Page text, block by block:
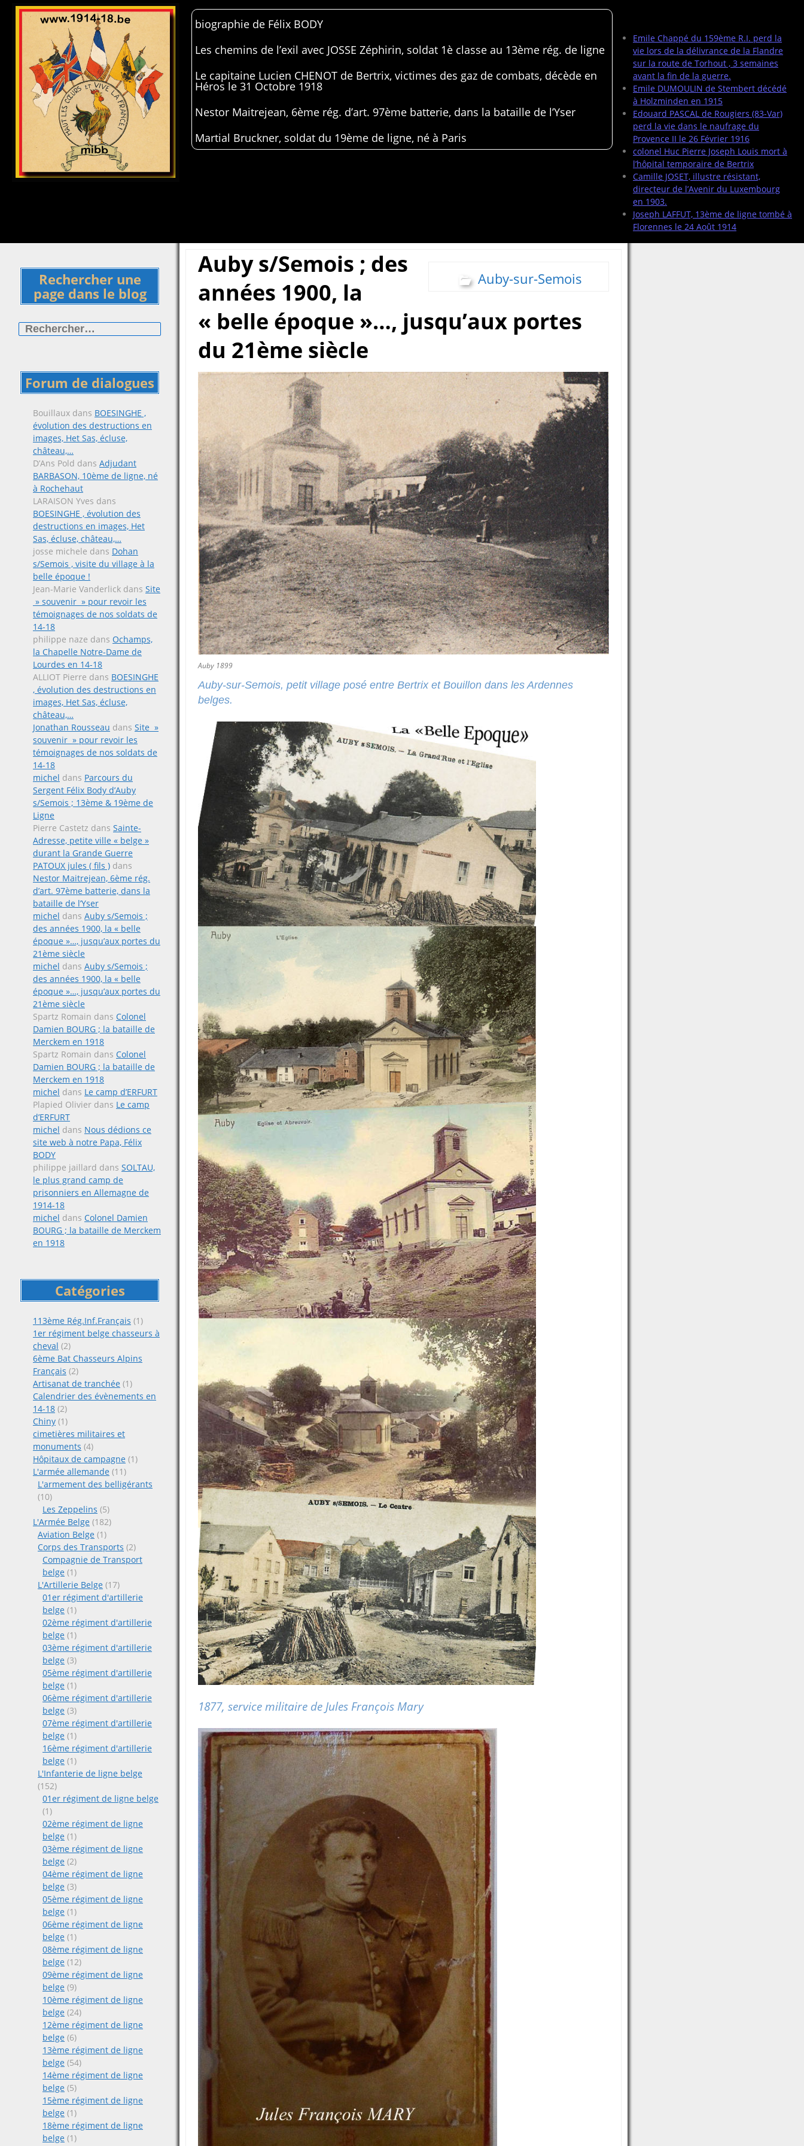
Emile Chappé du 159ème R.I. perd la
vie lors de la délivrance de la Flandre
sur la route de Torhout , 3 semaines
avant la fin de la guerre.
Emile DUMOULIN de Stembert décédé
à Holzminden en 1915
Edouard PASCAL de Rougiers (83-Var)
perd la vie dans le naufrage du
Provence II le 26 Février 1916
colonel Huc Pierre Joseph Louis mort à
l’hôpital temporaire de Bertrix
Camille JOSET, illustre résistant,
directeur de l’Avenir du Luxembourg
en 1903.
Joseph LAFFUT, 13ème de ligne tombé à
Florennes le 24 Août 1914
biographie de Félix BODY
Les chemins de l’exil avec JOSSE Zéphirin, soldat 1è classe au 13ème rég. de ligne
Le capitaine Lucien CHENOT de Bertrix, victimes des gaz de combats, décède en
Héros le 31 Octobre 1918
Nestor Maitrejean, 6ème rég. d’art. 97ème batterie, dans la bataille de l’Yser
Martial Bruckner, soldat du 19ème de ligne, né à Paris
Rechercher une
page dans le blog
Forum de dialogues
Bouillaux dans BOESINGHE ,
évolution des destructions en
images, Het Sas, écluse,
château,…
D’Ans Pold dans Adjudant
BARBASON, 10ème de ligne, né
à Rochehaut
LARAISON Yves dans
BOESINGHE , évolution des
destructions en images, Het
Sas, écluse, château,…
josse michele dans Dohan
s/Semois , visite du village à la
belle époque !
Jean-Marie Vanderlick dans Site
» souvenir » pour revoir les
témoignages de nos soldats de
14-18
philippe naze dans Ochamps,
la Chapelle Notre-Dame de
Lourdes en 14-18
ALLIOT Pierre dans BOESINGHE
, évolution des destructions en
images, Het Sas, écluse,
château,…
Jonathan Rousseau dans Site »
souvenir » pour revoir les
témoignages de nos soldats de
14-18
michel dans Parcours du
Sergent Félix Body d’Auby
s/Semois ; 13ème & 19ème de
Ligne
Pierre Castetz dans Sainte-
Adresse, petite ville « belge »
durant la Grande Guerre
PATOUX jules ( fils ) dans
Nestor Maitrejean, 6ème rég.
d’art. 97ème batterie, dans la
bataille de l’Yser
michel dans Auby s/Semois ;
des années 1900, la « belle
époque »…, jusqu’aux portes du
21ème siècle
michel dans Auby s/Semois ;
des années 1900, la « belle
époque »…, jusqu’aux portes du
21ème siècle
Spartz Romain dans Colonel
Damien BOURG ; la bataille de
Merckem en 1918
Spartz Romain dans Colonel
Damien BOURG ; la bataille de
Merckem en 1918
michel dans Le camp d’ERFURT
Plapied Olivier dans Le camp
d’ERFURT
michel dans Nous dédions ce
site web à notre Papa, Félix
BODY
philippe jaillard dans SOLTAU,
le plus grand camp de
prisonniers en Allemagne de
1914-18
michel dans Colonel Damien
BOURG ; la bataille de Merckem
en 1918
Catégories
113ème Rég.Inf.Français (1)
1er régiment belge chasseurs à
cheval (2)
6ème Bat Chasseurs Alpins
Français (2)
Artisanat de tranchée (1)
Calendrier des évènements en
14-18 (2)
Chiny (1)
cimetières militaires et
monuments (4)
Hôpitaux de campagne (1)
L'armée allemande (11)
L'armement des belligérants
(10)
Les Zeppelins (5)
L'Armée Belge (182)
Aviation Belge (1)
Corps des Transports (2)
Compagnie de Transport
belge (1)
L'Artillerie Belge (17)
01er régiment d'artillerie
belge (1)
02ème régiment d'artillerie
belge (1)
03ème régiment d'artillerie
belge (3)
05ème régiment d'artillerie
belge (1)
06ème régiment d'artillerie
belge (3)
07ème régiment d'artillerie
belge (1)
16ème régiment d'artillerie
belge (1)
L'Infanterie de ligne belge
(152)
01er régiment de ligne belge
(1)
02ème régiment de ligne
belge (1)
03ème régiment de ligne
belge (2)
04ème régiment de ligne
belge (3)
05ème régiment de ligne
belge (1)
06ème régiment de ligne
belge (1)
08ème régiment de ligne
belge (12)
09ème régiment de ligne
belge (9)
10ème régiment de ligne
belge (24)
12ème régiment de ligne
belge (6)
13ème régiment de ligne
belge (54)
14ème régiment de ligne
belge (5)
15ème régiment de ligne
belge (1)
18ème régiment de ligne
belge (1)
Auby-sur-Semois
Auby s/Semois ; des
années 1900, la
« belle époque »…, jusqu’aux portes
du 21ème siècle
Auby 1899
Auby-sur-Semois, petit village posé entre Bertrix et Bouillon dans les Ardennes
belges.
1877, service militaire de Jules François Mary